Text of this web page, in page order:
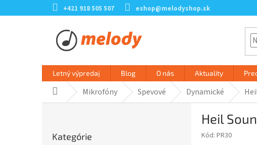
na
+421 918 505 507 eshop@melodyshop.sk
Letný výpredaj Blog O nás Aktuality
DomovMikrofóny Spevové Dynamické
kategórie
Kategórie
Heil
Kód: PR30